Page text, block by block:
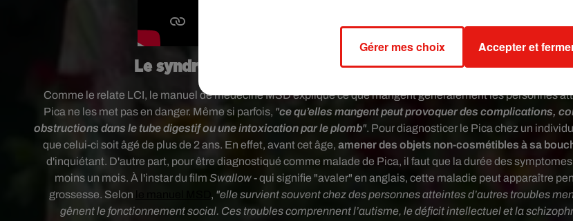
Le syndrome Pica, un trouble alimentaire qui intrigue
Comme le relate LCI, le manuel de médecine MSD explique ce que mangent généralement les personnes
Pica ne les met pas en danger. Même si parfois, "ce qu’elles mangent peut provoquer des complications,
obstructions dans le tube digestif ou une intoxication par le plomb". Pour diagnosticer le Pica chez un
que celui-ci soit âgé de plus de 2 ans. En effet, avant cet âge, amener des objets non-cosmétibles à sa
d'inquiétant. D'autre part, pour être diagnostiqué comme malade de Pica, il faut que la durée des
moins un mois. À l'instar du film Swallow- qui signifie "avaler" en anglais, cette maladie peut apparaître
grossesse. Selon
, "elle survient souvent chez des personnes atteintes d’autres troubles
gênent le fonctionnement social. Ces troubles comprennent l’autisme, le déficit intellectuel et la
Gérer mes choix Accepter et